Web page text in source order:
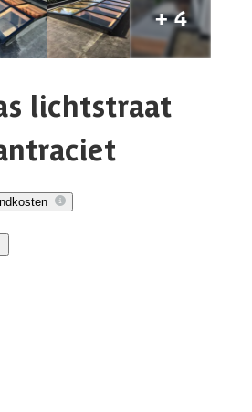
lichtstraat